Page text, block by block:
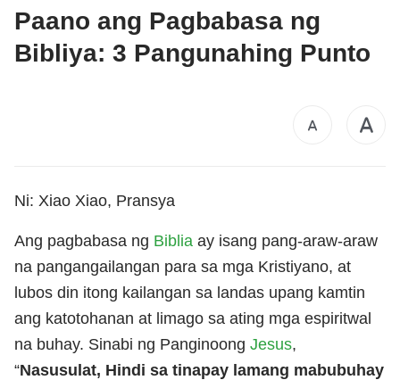
Paano ang Pagbabasa ng
Bibliya: 3 Pangunahing Punto
Ni: Xiao Xiao, Pransya
Ang pagbabasa ng Biblia ay isang pang-araw-araw
na pangangailangan para sa mga Kristiyano, at
lubos din itong kailangan sa landas upang kamtin
ang katotohanan at limago sa ating mga espiritwal
na buhay. Sinabi ng Panginoong Jesus,
“Nasusulat, Hindi sa tinapay lamang mabubuhay